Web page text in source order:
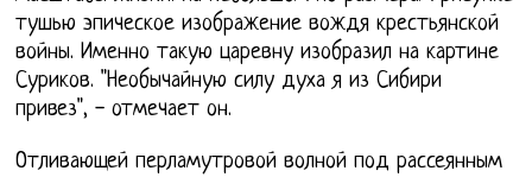
тушью эпическое изображение вождя крестьянской
войны. Именно такую царевну изобразил на картине
Суриков. "Необычайную силу духа я из Сибири
привез", - отмечает он.
Отливающей перламутровой волной под рассеянным